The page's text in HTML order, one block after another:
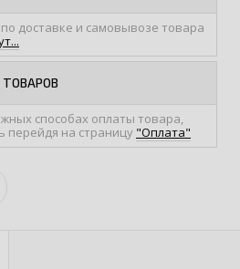
доставке и самовывозе товара
способах оплаты товара,
перейдя на страницу "Оплата"